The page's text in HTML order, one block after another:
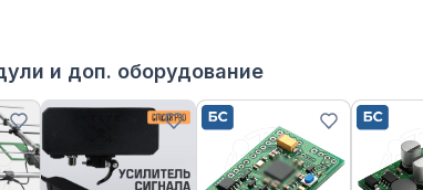
и доп. оборудование